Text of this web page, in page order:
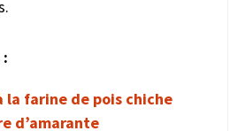
la farine de pois chiche
d’amarante